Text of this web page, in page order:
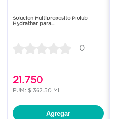
Solucion Multiproposito Prolub
Hydrathan para...
0
21.750
PUM: $ 362.50 ML
Agregar